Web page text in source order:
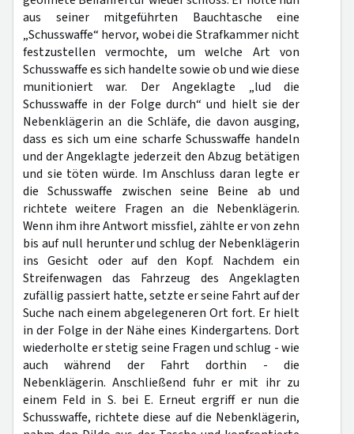
aus seiner mitgeführten Bauchtasche eine
„Schusswaffe“ hervor, wobei die Strafkammer nicht
festzustellen vermochte, um welche Art von
Schusswaffe es sich handelte sowie ob und wie diese
munitioniert war. Der Angeklagte „lud die
Schusswaffe in der Folge durch“ und hielt sie der
Nebenklägerin an die Schläfe, die davon ausging,
dass es sich um eine scharfe Schusswaffe handeln
und der Angeklagte jederzeit den Abzug betätigen
und sie töten würde. Im Anschluss daran legte er
die Schusswaffe zwischen seine Beine ab und
richtete weitere Fragen an die Nebenklägerin.
Wenn ihm ihre Antwort missfiel, zählte er von zehn
bis auf null herunter und schlug der Nebenklägerin
ins Gesicht oder auf den Kopf. Nachdem ein
Streifenwagen das Fahrzeug des Angeklagten
zufällig passiert hatte, setzte er seine Fahrt auf der
Suche nach einem abgelegeneren Ort fort. Er hielt
in der Folge in der Nähe eines Kindergartens. Dort
wiederholte er stetig seine Fragen und schlug - wie
auch während der Fahrt dorthin - die
Nebenklägerin. Anschließend fuhr er mit ihr zu
einem Feld in S. bei E. Erneut ergriff er nun die
Schusswaffe, richtete diese auf die Nebenklägerin,